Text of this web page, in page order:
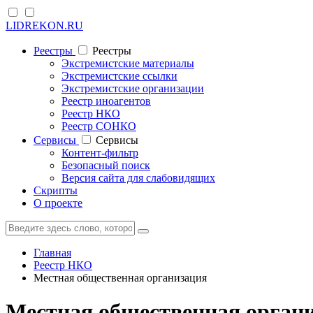
LIDREKON.RU
Реестры
Реестры
Экстремистские материалы
Экстремистские ссылки
Экстремистские организации
Реестр иноагентов
Реестр НКО
Реестр СОНКО
Cервисы
Cервисы
Контент-фильтр
Безопасный поиск
Версия сайта для слабовидящих
Скрипты
О проекте
Главная
Реестр НКО
Местная общественная организация